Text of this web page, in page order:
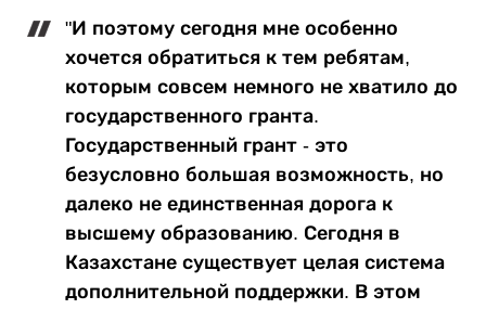
"И поэтому сегодня мне особенно
хочется обратиться к тем ребятам,
которым совсем немного не хватило до
государственного гранта.
Государственный грант - это
безусловно большая возможность, но
далеко не единственная дорога к
высшему образованию. Сегодня в
Казахстане существует целая система
дополнительной поддержки. В этом